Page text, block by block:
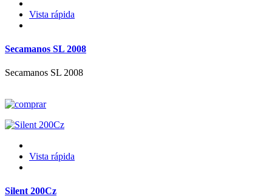
Vista rápida
Secamanos SL 2008
Secamanos SL 2008
Vista rápida
Silent 200Cz